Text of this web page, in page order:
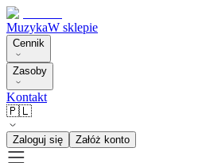
MuzykaW sklepie
Cennik
Zasoby
Kontakt
🇵🇱
Zaloguj się Załóż konto